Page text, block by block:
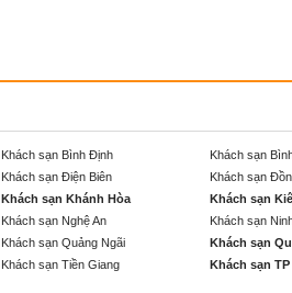
Khách sạn Bình Định
Khách sạn
Khách sạn Điện Biên
Khách sạn
Khách sạn Khánh Hòa
Khách sạn
Khách sạn Nghệ An
Khách sạn
Khách sạn Quảng Ngãi
Khách sạn
Khách sạn Tiền Giang
Khách sạn